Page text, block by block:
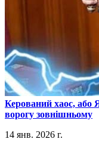
​Керований хаос, або
ворогу зовнішньому
14 янв. 2026 г.